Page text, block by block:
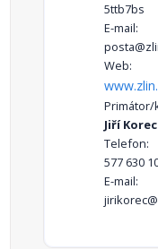
5ttb7bs
E-mail:
Web:
Primátor/
Jiří Korec
Telefon:
577 630
E-mail: